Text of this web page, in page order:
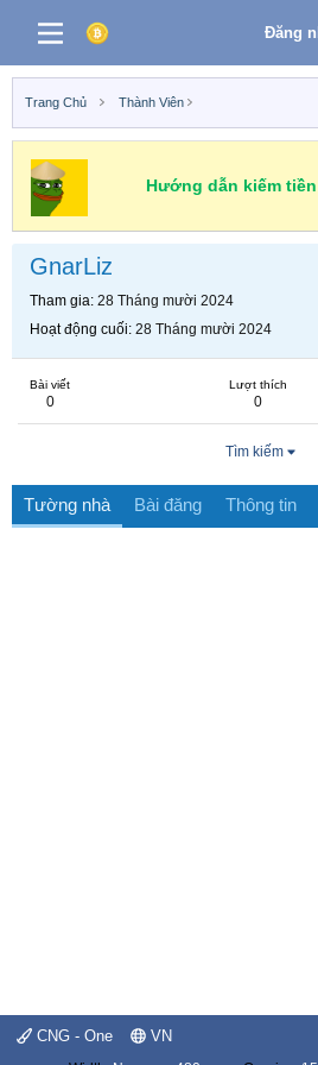
Đăng
Trang Chủ Thành Viên
Hướng dẫn kiếm
GnarLiz
Tham gia 28 Tháng mười 2024
Hoạt động cuối 28 Tháng mười 2024
Bài viết
0
Lượt thích
0
Tìm kiếm
Tường nhà Bài đăng Thông tin
CNG - One VN